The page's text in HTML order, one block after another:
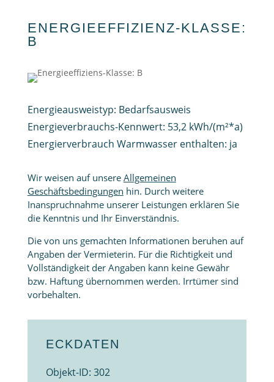
ENERGIEEFFIZIENZ-KLASSE:
B
Energieausweistyp: Bedarfsausweis
Energieverbrauchs-Kennwert: 53,2 kWh/(m²*a)
Energierverbrauch Warmwasser enthalten: ja
Wir weisen auf unsere Allgemeinen
Geschäftsbedingungen hin. Durch weitere
Inanspruchnahme unserer Leistungen erklären Sie
die Kenntnis und Ihr Einverständnis.
Die von uns gemachten Informationen beruhen auf
Angaben der Vermieterin. Für die Richtigkeit und
Vollständigkeit der Angaben kann keine Gewähr
bzw. Haftung übernommen werden. Irrtümer sind
vorbehalten.
ECKDATEN
Objekt-ID: 302